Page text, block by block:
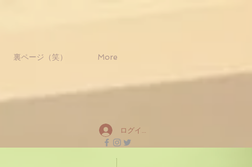
裏ページ（笑） More
ログイン